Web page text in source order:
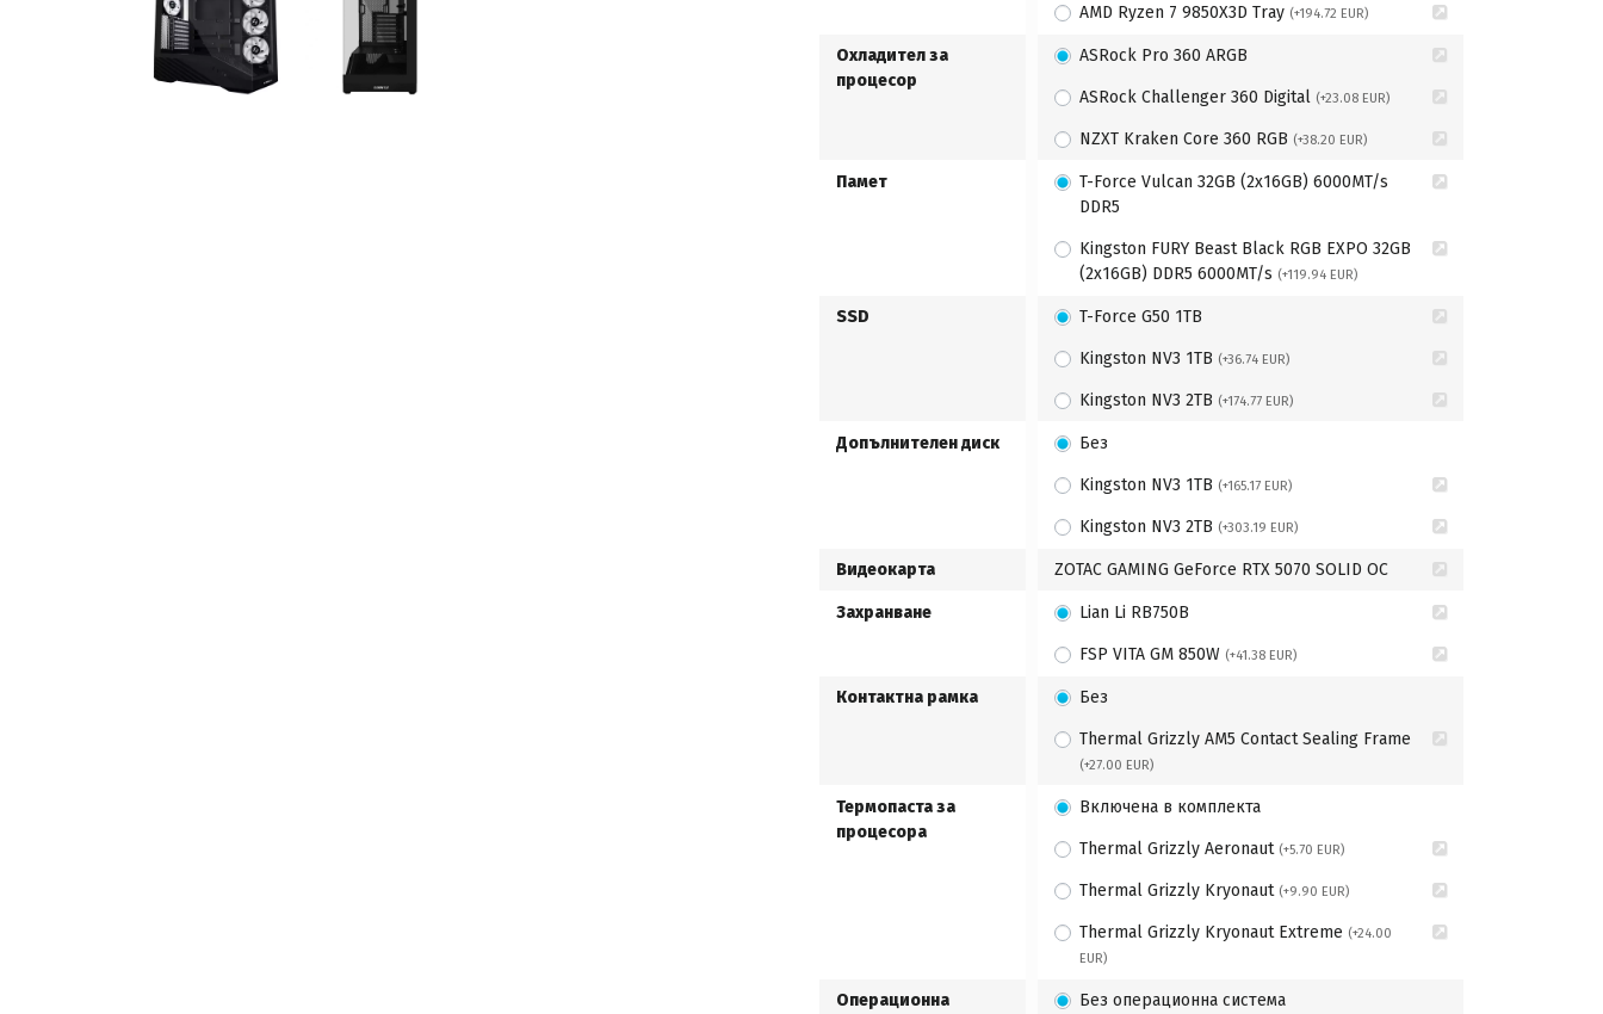
AMD Ryzen 7 9850X3D Tray (+194.72 EUR)
Охладител за
процесор
ASRock Pro 360 ARGB
ASRock Challenger 360 Digital (+23.08 EUR)
NZXT Kraken Core 360 RGB (+38.20 EUR)
Памет
T-Force Vulcan 32GB (2x16GB) 6000MT/s
DDR5
Kingston FURY Beast Black RGB EXPO 32GB
(2x16GB) DDR5 6000MT/s (+119.94 EUR)
SSD T-Force G50 1TB
Kingston NV3 1TB (+36.74 EUR)
Kingston NV3 2TB (+174.77 EUR)
Допълнителен диск Без
Kingston NV3 1TB (+165.17 EUR)
Kingston NV3 2TB (+303.19 EUR)
Видеокарта ZOTAC GAMING GeForce RTX 5070 SOLID OC
Захранване Lian Li RB750B
FSP VITA GM 850W (+41.38 EUR)
Контактна рамка Без
Thermal Grizzly AM5 Contact Sealing Frame
(+27.00 EUR)
Термопаста за
процесора
Включена в комплекта
Thermal Grizzly Aeronaut (+5.70 EUR)
Thermal Grizzly Kryonaut (+9.90 EUR)
Thermal Grizzly Kryonaut Extreme (+24.00
EUR)
Операционна
Без операционна система